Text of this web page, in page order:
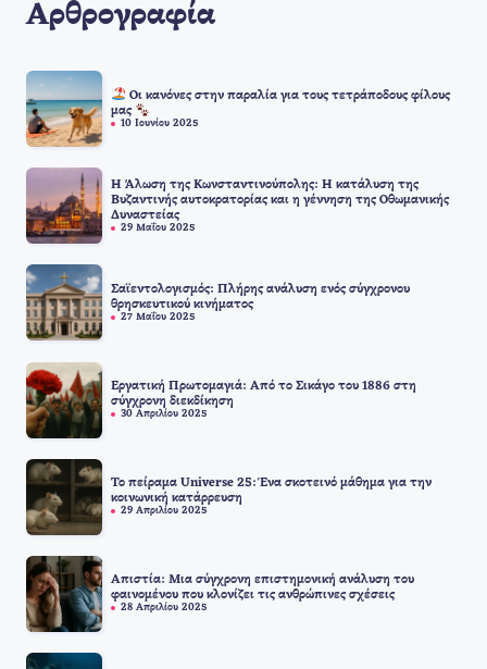
Αρθρογραφία
Οι κανόνες στην παραλία για τους τετράποδους φίλους
μας
10 Ιουνίου 2025
Η Άλωση της Κωνσταντινούπολης: Η κατάλυση της
Βυζαντινής αυτοκρατορίας και η γέννηση της Οθωμανικής
Δυναστείας
29 Μαΐου 2025
Σαϊεντολογισμός: Πλήρης ανάλυση ενός σύγχρονου
θρησκευτικού κινήματος
27 Μαΐου 2025
Εργατική Πρωτομαγιά: Από το Σικάγο του 1886 στη
σύγχρονη διεκδίκηση
30 Απριλίου 2025
Το πείραμα Universe 25: Ένα σκοτεινό μάθημα για την
κοινωνική κατάρρευση
29 Απριλίου 2025
Απιστία: Μια σύγχρονη επιστημονική ανάλυση του
φαινομένου που κλονίζει τις ανθρώπινες σχέσεις
28 Απριλίου 2025